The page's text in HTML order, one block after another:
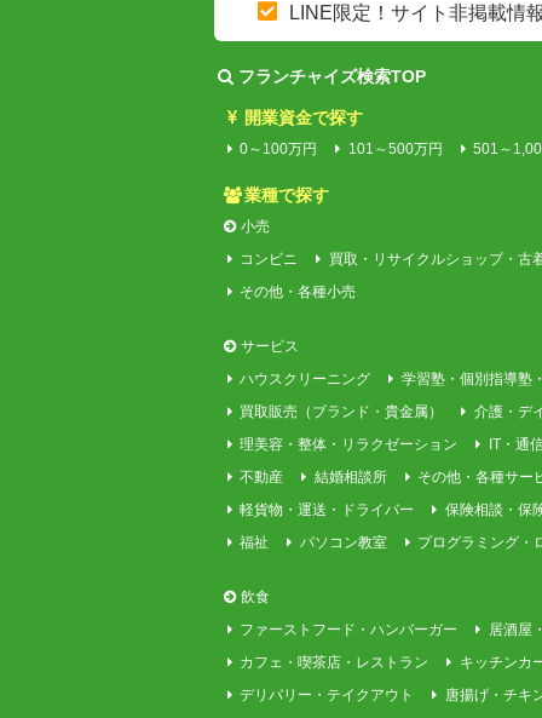
LINE限定！サイト非掲載情
フランチャイズ検索TOP
開業資金で探す
0～100万円 101～500万円 501～
業種で探す
小売
コンビニ
買取・リサイクルショップ・古
その他・各種小売
サービス
ハウスクリーニング
学習塾・個別指導塾
買取販売（ブランド・貴金属）
介護・デ
理美容・整体・リラクゼーション
IT・通
不動産
結婚相談所
その他・各種サー
軽貨物・運送・ドライバー
保険相談・保
福祉
パソコン教室 プログラミング・
飲食
ファーストフード・ハンバーガー
居酒屋
カフェ・喫茶店・レストラン
キッチンカ
デリバリー・テイクアウト
唐揚げ・チキ